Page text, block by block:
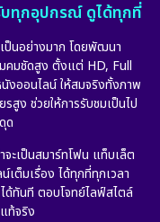
ทุกอุปกรณ์ ดูได้ทุกที่
ป็นอย่างมาก โดยพัฒนา
คมชัดสูง ตั้งแต่ HD, Full
งออนไลน์ ให้สมจริงทั้งภาพ
สูง ช่วยให้การรับชมเป็นไป
ด
ะเป็นสมาร์ทโฟน แท็บเล็ต
เต็มเรื่อง ได้ทุกที่ทุกเวลา
ด้ทันที ตอบโจทย์ไลฟ์สไตล์
ท้จริง